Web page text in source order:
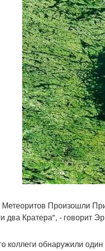
Произошли
Кратера", - говорит
коллеги обнаружили один